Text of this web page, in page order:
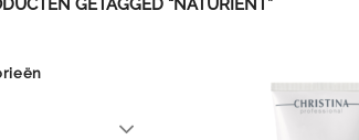
GETAGGED “NATURIENT”